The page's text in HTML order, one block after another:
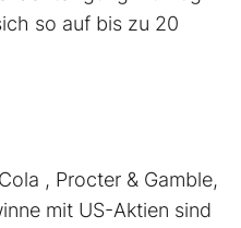
so auf bis zu 20
, Procter & Gamble,
mit US-Aktien sind